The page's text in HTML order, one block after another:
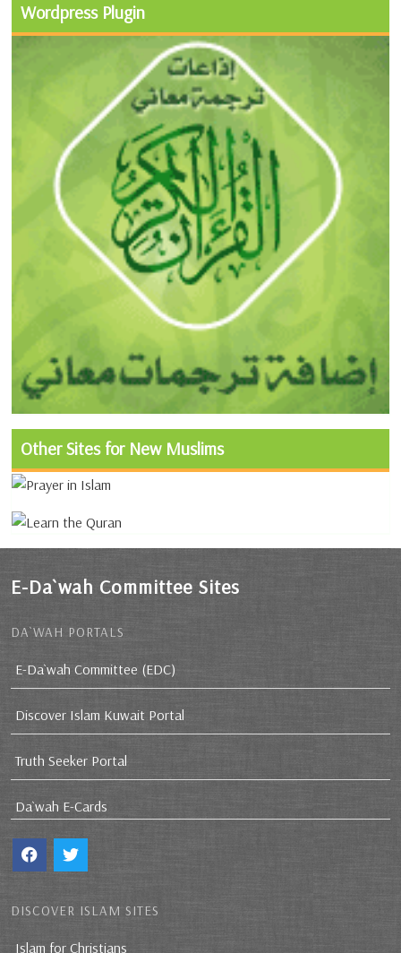
Wordpress Plugin
Other Sites for New Muslims
E-Da`wah Committee Sites
DA`WAH PORTALS
E-Da`wah Committee (EDC)
Discover Islam Kuwait Portal
Truth Seeker Portal
Da`wah E-Cards
DISCOVER ISLAM SITES
Islam for Christians